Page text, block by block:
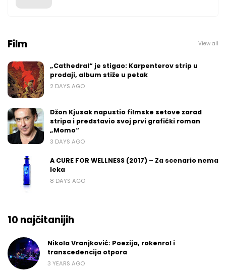
Film View all
„Cathedral“ je stigao: Karpenterov strip u
prodaji, album stiže u petak
2 DAYS AGO
Džon Kjusak napustio filmske setove zarad
stripa i predstavio svoj prvi grafički roman
„Momo“
3 DAYS AGO
A CURE FOR WELLNESS (2017) – Za scenario nema
leka
8 DAYS AGO
10 najčitanijih
Nikola Vranjković: Poezija, rokenrol i
transcedencija otpora
3 YEARS AGO